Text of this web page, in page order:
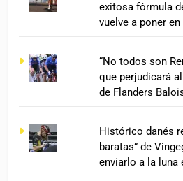
exitosa fórmula
vuelve a poner
“No todos son
que perjudicará
de Flanders
Histórico danés
baratas” de
enviarlo a la luna